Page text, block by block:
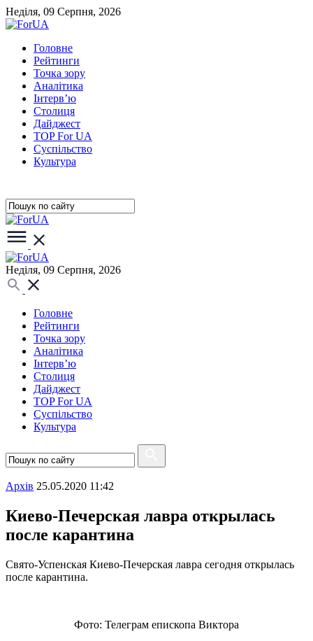
Неділя, 09 Серпня, 2026
Головне
Рейтинги
Точка зору
Аналітика
Інтерв’ю
Столиця
Дайджест
TOP For UA
Суспiльство
Культура
Неділя, 09 Серпня, 2026
Головне
Рейтинги
Точка зору
Аналітика
Інтерв’ю
Столиця
Дайджест
TOP For UA
Суспiльство
Культура
Архiв 25.05.2020 11:42
Киево-Печерская лавра открылась
после карантина
Свято-Успенская Киево-Печерская лавра сегодня открылась
после карантина.
Фото: Телеграм епископа Виктора